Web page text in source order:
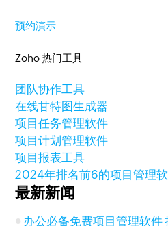
预约演示
Zoho 热门工具
团队协作工具
在线甘特图生成器
项目任务管理软件
项目计划管理软件
项目报表工具
2024年排名前6的项目管理
最新新闻
办公必备免费项目管理软件